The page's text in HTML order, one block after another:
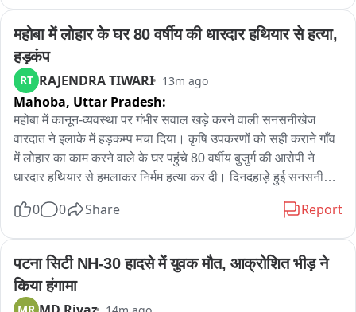
किए जाएंगे 120 से अधिक राष्ट्रीय-अंतरराष्ट्रीय वक्ताओं के शामिल होने
की संभावना 150 से अधिक प्रदर्शक और 1,000 से ज्यादा प्रतिनिधि होंगे
शामिल 15 हजार से अधिक व्यावसायिक आगंतुकों के पहुंचने की उम्मीद
सीबीजी, एथेनॉल, बायोडीजल, ग्रीन हाइड्रोजन और सस्टेनेबल एविएशन
फ्यूल पर चर्चा वेस्ट-टू-एनर्जी, बायोमास, कार्बन मार्केट और नई तकनीकों पर
भी मंथन
महोबा में लोहार के घर 80 वर्षीय की धारदार हथियार से हत्या,
हड़कंप
RT RAJENDRA TIWARI 13m ago
Mahoba, Uttar Pradesh:
महोबा में कानून-व्यवस्था पर गंभीर सवाल खड़े करने वाली सनसनीखेज
वारदात ने इलाके में हड़कम्प मचा दिया। कृषि उपकरणों को सही कराने गाँव
में लोहार का काम करने वाले के घर पहुंचे 80 वर्षीय बुजुर्ग की आरोपी ने
धारदार हथियार से हमलाकर निर्मम हत्या कर दी। दिनदहाड़े हुई सनसनीखेज
पहुंची पुलिस ने मृतक के शव का पंचनामा भरकर पोस्टमार्टम को भेज अग्रिम
0 0 Share Report
पटना सिटी NH-30 हादसे में युवक मौत, आक्रोशित भीड़ ने
किया हंगामा